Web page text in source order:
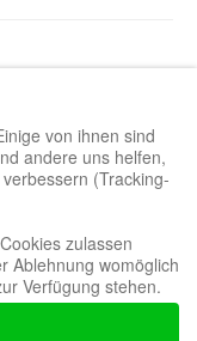
Code licensed underMIT
von ihnen sind
andere uns helfen,
(Tracking-
zulassen
Ablehnung womöglich
Verfügung stehen.